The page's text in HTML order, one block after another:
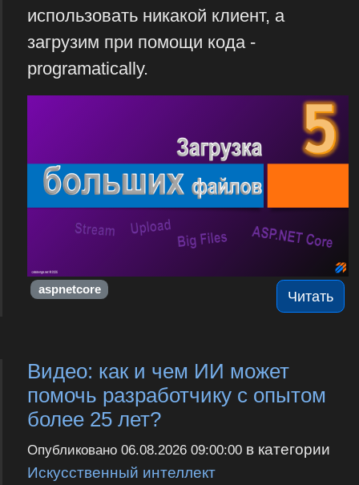
использовать никакой клиент, а
загрузим при помощи кода -
programatically.
Читать
aspnetcore
Видео: как и чем ИИ может
помочь разработчику с опытом
более 25 лет?
Опубликовано 06.08.2026 09:00:00в категории
Искусственный интеллект